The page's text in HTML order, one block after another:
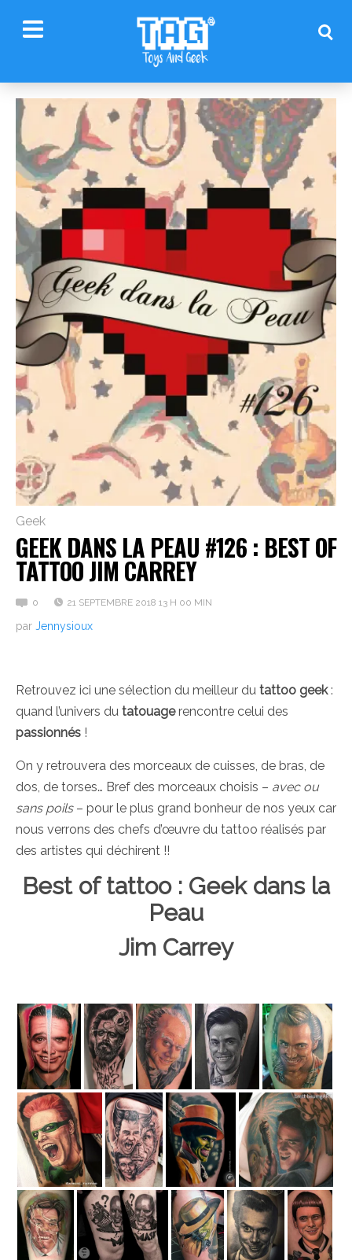
Geek
GEEK DANS LA PEAU #126 : BEST OF
TATTOO JIM CARREY
0 21 SEPTEMBRE 2018 13 H 00 MIN
par Jennysioux
Retrouvez ici une sélection du meilleur du tattoo geek:
quand l’univers du tatouagerencontre celui des
passionnés !
On y retrouvera des morceaux de cuisses, de bras, de
dos, de torses… Bref des morceaux choisis – avec ou
sans poils– pour le plus grand bonheur de nos yeux car
nous verrons des chefs d’œuvre du tattoo réalisés par
des artistes qui déchirent !!
Best of tattoo : Geek dans la
Peau
Jim Carrey